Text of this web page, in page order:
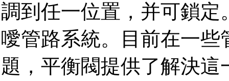
調到任一位置，并可鎖
噯管路系統。目前在一
題，平衡閥提供了解決